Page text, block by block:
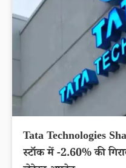
Tata Technologies
स्टॉक में -2.60% की